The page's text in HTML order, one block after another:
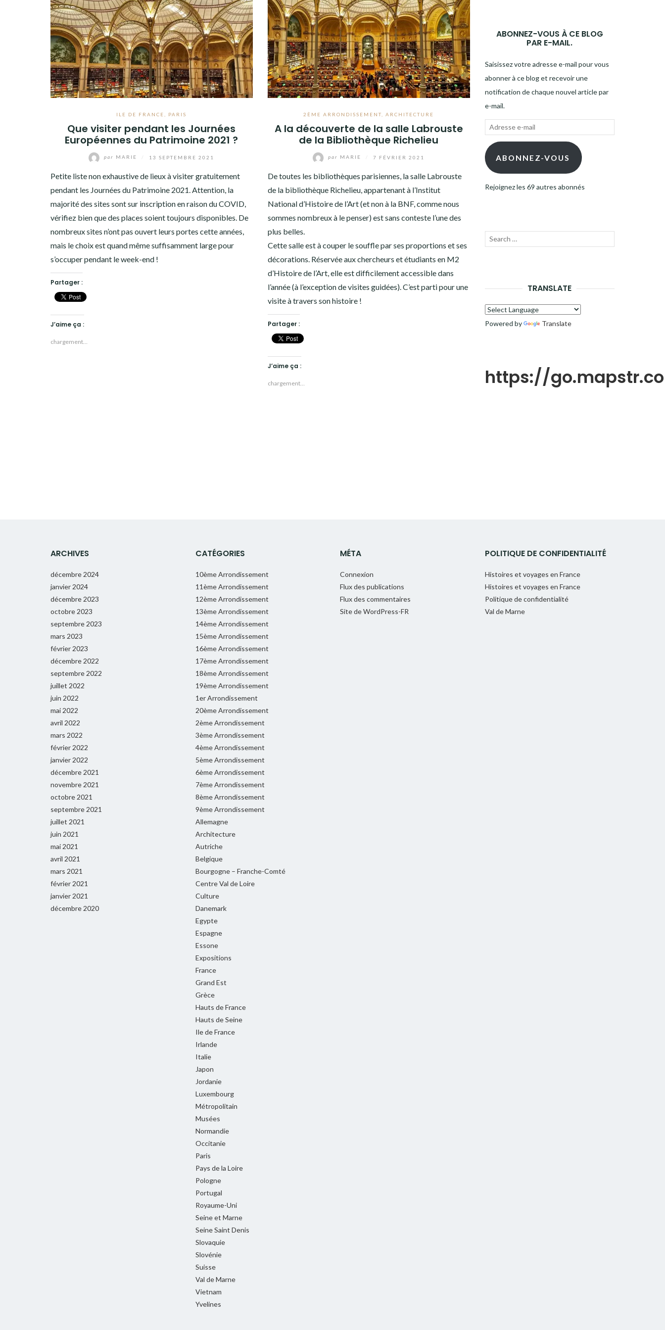
ILE DE FRANCE PARIS
Que visiter pendant les Journées
Européennes du Patrimoine 2021 ?
par MARIE 13 SEPTEMBRE 2021
Petite liste non exhaustive de lieux à visiter gratuitement
pendant les Journées du Patrimoine 2021. Attention, la
majorité des sites sont sur inscription en raison du COVID,
vérifiez bien que des places soient toujours disponibles. De
nombreux sites n’ont pas ouvert leurs portes cette années,
mais le choix est quand même suffisamment large pour
s’occuper pendant le week-end !
Partager :
J’aime ça :
chargement…
2ÈME ARRONDISSEMENT ,ARCHITECTURE
A la découverte de la salle Labrouste
de la Bibliothèque Richelieu
par MARIE 7 FÉVRIER 2021
De toutes les bibliothèques parisiennes, la salle Labrouste
de la bibliothèque Richelieu, appartenant à l’Institut
National d’Histoire de l’Art (et non à la BNF, comme nous
sommes nombreux à le penser) est sans conteste l’une des
plus belles.
Cette salle est à couper le souffle par ses proportions et ses
décorations. Réservée aux chercheurs et étudiants en M2
d’Histoire de l’Art, elle est difficilement accessible dans
l’année (à l’exception de visites guidées). C’est parti pour une
visite à travers son histoire !
Partager :
J’aime ça :
chargement…
ABONNEZ-VOUS À CE BLOG
PAR E-MAIL.
Saisissez votre adresse e-mail pour vous
abonner à ce blog et recevoir une
notification de chaque nouvel article par
e-mail.
Adresse
mail ABONNEZ-VOUS
Rejoignez les 69 autres abonnés
Recherche
TRANSLATE
Powered by Translate
https://
ARCHIVES
décembre 2024
janvier 2024
décembre 2023
octobre 2023
septembre 2023
mars 2023
février 2023
décembre 2022
septembre 2022
juillet 2022
juin 2022
mai 2022
avril 2022
mars 2022
février 2022
janvier 2022
décembre 2021
novembre 2021
octobre 2021
septembre 2021
juillet 2021
juin 2021
mai 2021
avril 2021
mars 2021
février 2021
janvier 2021
décembre 2020
CATÉGORIES
10ème Arrondissement
11ème Arrondissement
12ème Arrondissement
13ème Arrondissement
14ème Arrondissement
15ème Arrondissement
16ème Arrondissement
17ème Arrondissement
18ème Arrondissement
19ème Arrondissement
1er Arrondissement
20ème Arrondissement
2ème Arrondissement
3ème Arrondissement
4ème Arrondissement
5ème Arrondissement
6ème Arrondissement
7ème Arrondissement
8ème Arrondissement
9ème Arrondissement
Allemagne
Architecture
Autriche
Belgique
Bourgogne – Franche-Comté
Centre Val de Loire
Culture
Danemark
Egypte
Espagne
Essone
Expositions
France
Grand Est
Grèce
Hauts de France
Hauts de Seine
Ile de France
Irlande
Italie
Japon
Jordanie
Luxembourg
Métropolitain
Musées
Normandie
Occitanie
Paris
Pays de la Loire
Pologne
Portugal
Royaume-Uni
Seine et Marne
Seine Saint Denis
Slovaquie
Slovénie
Suisse
Val de Marne
Vietnam
Yvelines
MÉTA
Connexion
Flux des publications
Flux des commentaires
Site de WordPress-FR
POLITIQUE DE CONFIDENTIALITÉ
Histoires et voyages en France
Histoires et voyages en France
Politique de confidentialité
Val de Marne